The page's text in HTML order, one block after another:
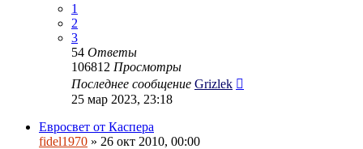
1
2
3
54 Ответы
106812 Просмотры
Последнее сообщение Grizlek
25 мар 2023, 23:18
Евросвет от Каспера
fidel1970 » 26 окт 2010, 00:00